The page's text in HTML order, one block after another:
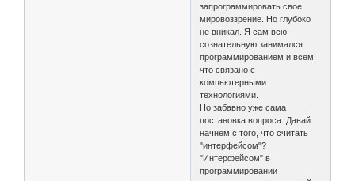
запрограммировать свое
мировоззрение. Но глубоко
не вникал. Я сам всю
сознательную занимался
программированием и всем,
что связано с
компьютерными
технологиями.
Но забавно уже сама
постановка вопроса. Давай
начнем с того, что считать
"интерфейсом"?
"Интерфейсом" в
программировании